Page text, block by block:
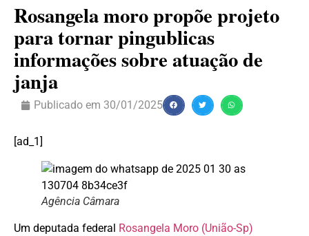
Rosangela moro propõe projeto
para tornar pingublicas
informações sobre atuação de
janja
Publicado em 30/01/2025
[ad_1]
Agência Câmara
Um deputada federal Rosangela Moro (União-Sp)